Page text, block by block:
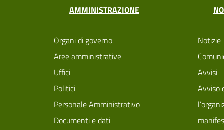
AMMINISTRAZIONE
Organi di governo
Aree amministrative
Uffici
Politici
Personale Amministrativo
Documenti e dati
Notizie
Avvisi
Avviso